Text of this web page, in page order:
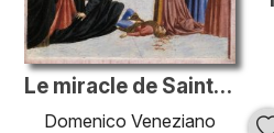
Le miracle de Saint-Zenobius
Domenico Veneziano